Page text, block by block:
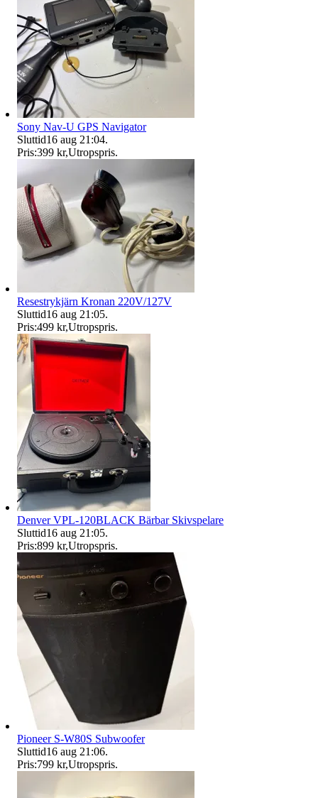
Sony Nav-U GPS Navigator
Sluttid16 aug 21:04.
Pris:399 kr,Utropspris.
Resestrykjärn Kronan 220V/127V
Sluttid16 aug 21:05.
Pris:499 kr,Utropspris.
Denver VPL-120BLACK Bärbar Skivspelare
Sluttid16 aug 21:05.
Pris:899 kr,Utropspris.
Pioneer S-W80S Subwoofer
Sluttid16 aug 21:06.
Pris:799 kr,Utropspris.